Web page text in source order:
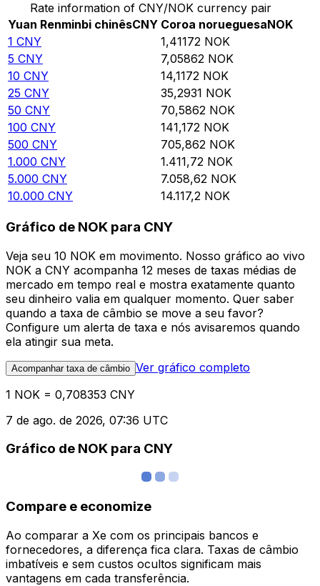
Rate information of CNY/NOK currency pair
Yuan Renminbi chinêsCNY Coroa norueguesaNOK
1 CNY 1,41172 NOK
5 CNY 7,05862 NOK
10 CNY 14,1172 NOK
25 CNY 35,2931 NOK
50 CNY 70,5862 NOK
100 CNY 141,172 NOK
500 CNY 705,862 NOK
1.000 CNY 1.411,72 NOK
5.000 CNY 7.058,62 NOK
10.000 CNY 14.117,2 NOK
Gráfico de NOK para CNY
Veja seu 10 NOK em movimento. Nosso gráfico ao vivo
NOK a CNY acompanha 12 meses de taxas médias de
mercado em tempo real e mostra exatamente quanto
seu dinheiro valia em qualquer momento. Quer saber
quando a taxa de câmbio se move a seu favor?
Configure um alerta de taxa e nós avisaremos quando
ela atingir sua meta.
Acompanhar taxa de câmbio Ver gráfico completo
1 NOK = 0,708353 CNY
7 de ago. de 2026, 07:36 UTC
Gráfico de NOK para CNY
Compare e economize
Ao comparar a Xe com os principais bancos e
fornecedores, a diferença fica clara. Taxas de câmbio
imbatíveis e sem custos ocultos significam mais
vantagens em cada transferência.